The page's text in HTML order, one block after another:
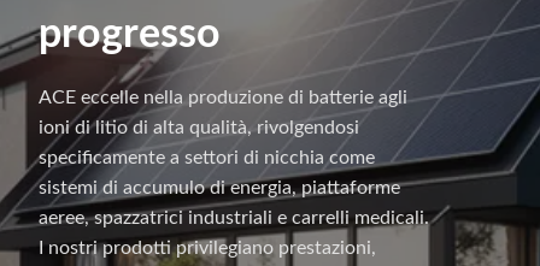
progresso
ACE eccelle nella produzione di batterie agli
ioni di litio di alta qualità, rivolgendosi
specificamente a settori di nicchia come
sistemi di accumulo di energia, piattaforme
aeree, spazzatrici industriali e carrelli medicali.
I nostri prodotti privilegiano prestazioni,